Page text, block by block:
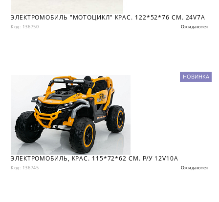
ЭЛЕКТРОМОБИЛЬ "МОТОЦИКЛ" КРАС. 122*52*76 СМ. 24V7A
Код: 136750 Ожидаются
ЭЛЕКТРОМОБИЛЬ, КРАС. 115*72*62 СМ. Р/У 12V10A
Код: 136745 Ожидаются
НОВИНКА